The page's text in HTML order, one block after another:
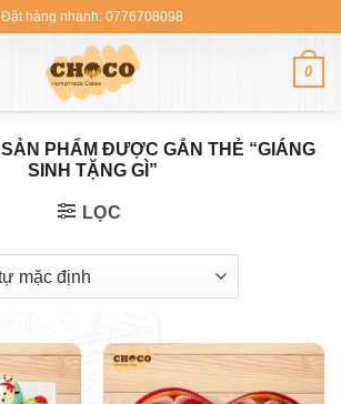
Đặt hàng nhanh: 0776708098
0
SẢN PHẨM ĐƯỢC GẮN THẺ “GIÁNG
SINH TẶNG GÌ”
LỌC